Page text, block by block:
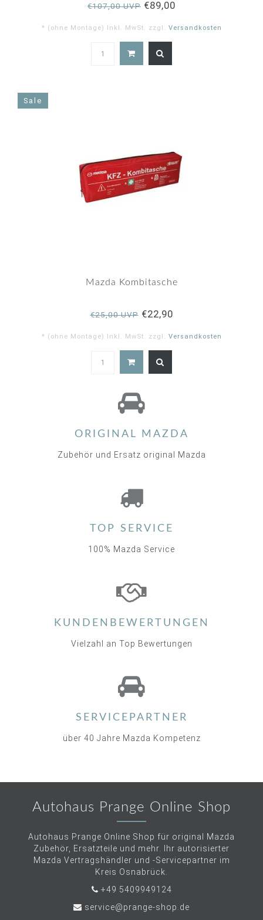
€107,00 UVP €89,00
* (ohne Montage) Inkl. MwSt. zzgl. Versandkosten
Sale
Mazda Kombitasche
€25,00 UVP€22,90
* (ohne Montage) Inkl. MwSt. zzgl. Versandkosten
ORIGINAL MAZDA
Zubehör und Ersatz original Mazda
TOP SERVICE
100% Mazda Service
KUNDENBEWERTUNGEN
Vielzahl an Top Bewertungen
SERVICEPARTNER
über 40 Jahre Mazda Kompetenz
Autohaus Prange Online Shop
Autohaus Prange Online Shop für original Mazda
Zubehör, Ersatzteile und mehr. Ihr autorisierter
Mazda Vertragshändler und -Servicepartner im
Kreis Osnabrück.
+49 5409949124
service@prange-shop.de